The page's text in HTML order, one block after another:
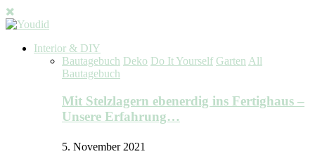
Interior & DIY
Bautagebuch Deko Do It Yourself Garten All
Bautagebuch
Mit Stelzlagern ebenerdig ins Fertighaus –
Unsere Erfahrung…
5. November 2021